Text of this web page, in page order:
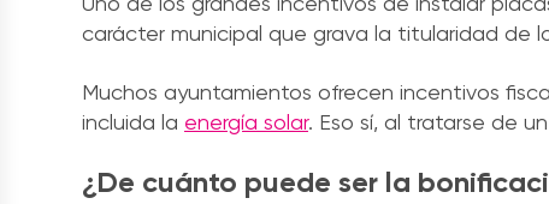
carácter municipal que grava la titularidad de
Muchos ayuntamientos ofrecen incentivos
incluida la energía solar. Eso sí, al tratarse de
¿De cuánto puede ser la